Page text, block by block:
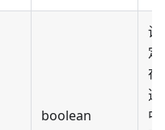
boolean
设
定
在
透
中